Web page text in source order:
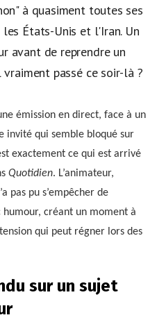
à quasiment toutes ses
États-Unis et l'Iran. Un
avant de reprendre un
passé ce soir-là ?
émission en direct, face à un
invité qui semble bloqué sur
exactement ce qui est arrivé
Quotidien. L’animateur,
pas pu s’empêcher de
créant un moment à
qui peut régner lors des
sur un sujet